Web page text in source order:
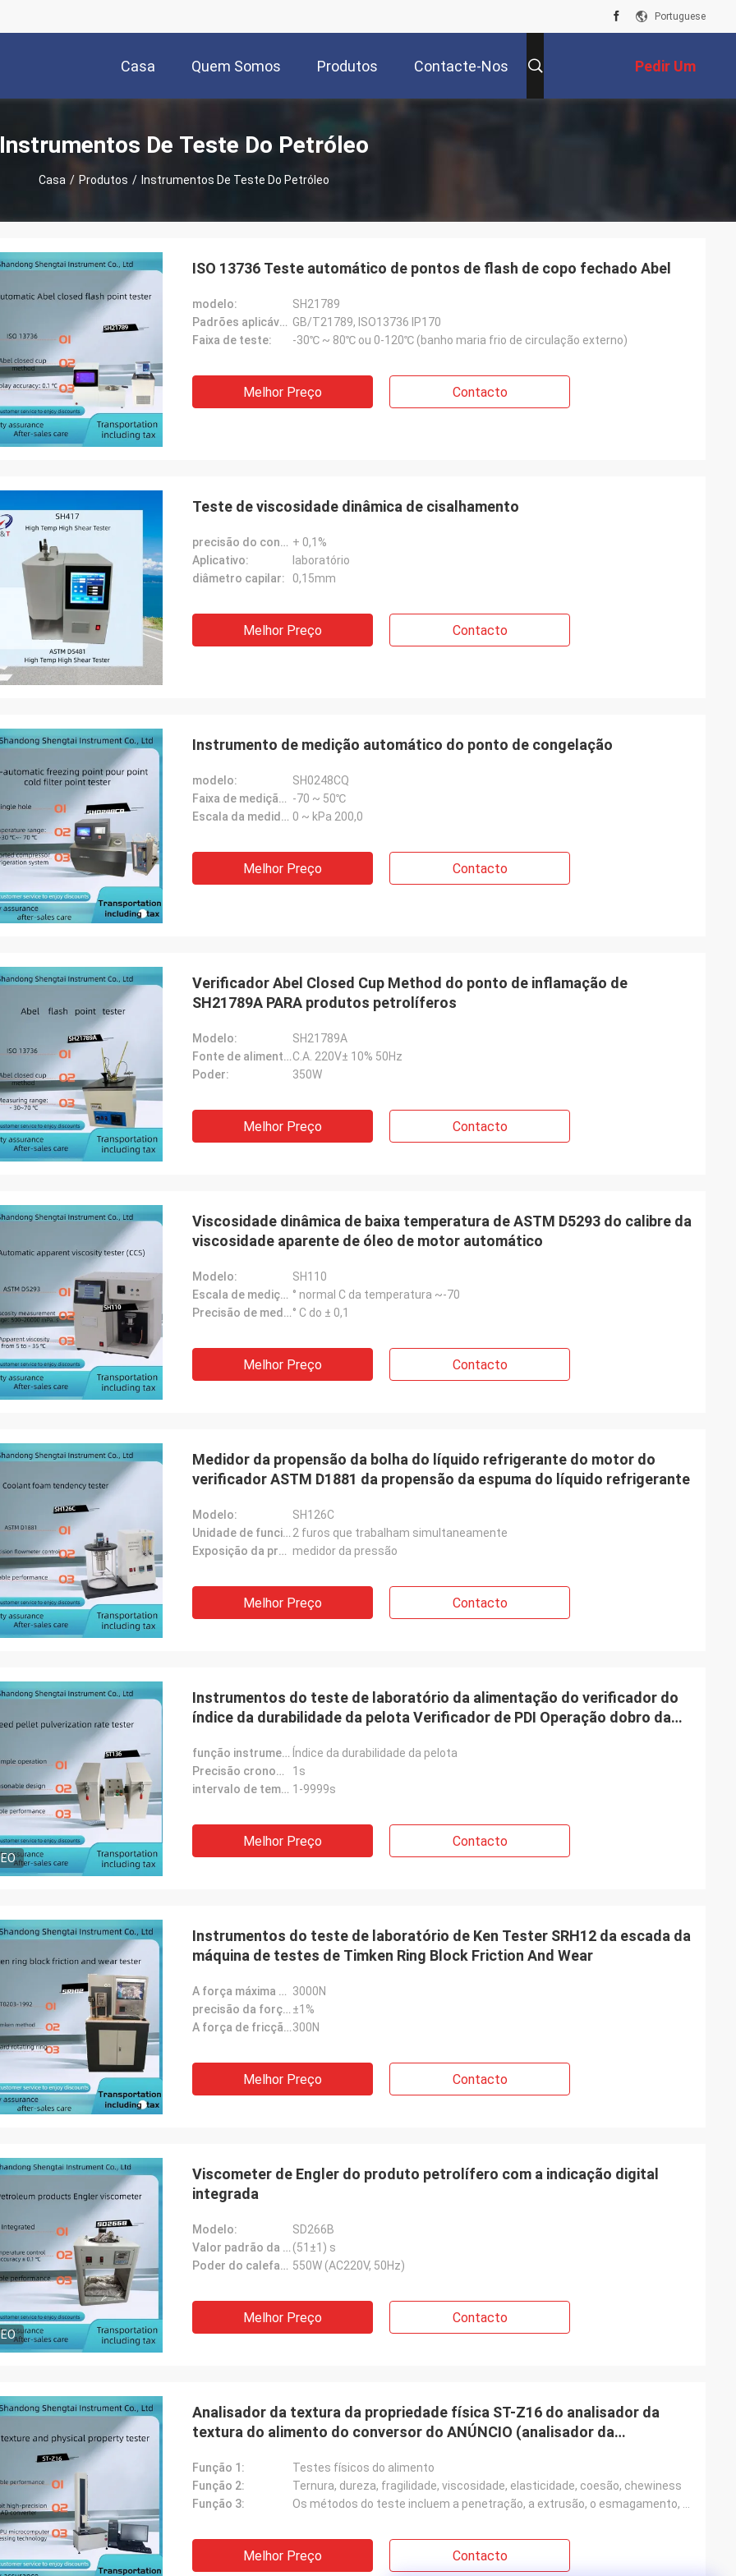
Portuguese
Casa Quem Somos Produtos Contacte-Nos Pedir Um
Orçamento
Instrumentos De Teste Do Petróleo
Casa / Produtos / Instrumentos De Teste Do Petróleo
ISO 13736 Teste automático de pontos de flash de copo fechado Abel
modelo:
SH21789
Padrões aplicáveis: GB/T21789, ISO13736 IP170
Faixa de teste:
-30℃ ~ 80℃ ou 0-120℃ (banho maria frio de circulação externo)
Melhor Preço Contacto
Teste de viscosidade dinâmica de cisalhamento
precisão do controle de pressão: + 0,1%
Aplicativo:
laboratório
diâmetro capilar:
0,15mm
Melhor Preço Contacto
Instrumento de medição automático do ponto de congelação
modelo:
SH0248CQ
Faixa de medição de temperatura: -70 ~ 50℃
Escala da medida da pressão: 0 ~ kPa 200,0
Melhor Preço Contacto
Verificador Abel Closed Cup Method do ponto de inflamação de
SH21789A PARA produtos petrolíferos
Modelo:
SH21789A
Fonte de alimentação:C.A. 220V± 10% 50Hz
Poder:
350W
Melhor Preço Contacto
Viscosidade dinâmica de baixa temperatura de ASTM D5293 do calibre da
viscosidade aparente de óleo de motor automático
Modelo:
SH110
Escala de medição da temperatura: ° normal C da temperatura ~-70
Precisão de medição da temperatura:° C do ± 0,1
Melhor Preço Contacto
Medidor da propensão da bolha do líquido refrigerante do motor do
verificador ASTM D1881 da propensão da espuma do líquido refrigerante
Modelo:
SH126C
Unidade de funcionamento: 2 furos que trabalham simultaneamente
Exposição da pressão: medidor da pressão
Melhor Preço Contacto
Instrumentos do teste de laboratório da alimentação do verificador do
índice da durabilidade da pelota Verificador de PDI Operação dobro da
função instrumental: Índice da durabilidade da pelota
Precisão cronometrando:
1s
intervalo de tempo: 1-9999s
Melhor Preço Contacto
Instrumentos do teste de laboratório de Ken Tester SRH12 da escada da
máquina de testes de Timken Ring Block Friction And Wear
A força máxima do teste: 3000N
precisão da força do teste: ±1%
A força de fricção máxima:300N
Melhor Preço Contacto
Viscometer de Engler do produto petrolífero com a indicação digital
integrada
Modelo:
SD266B
Valor padrão da água: (51±1) s
Poder do calefator elétrico: 550W (AC220V, 50Hz)
Melhor Preço Contacto
Analisador da textura da propriedade física ST-Z16 do analisador da
textura do alimento do conversor do ANÚNCIO (analisador da
Função 1:
Testes físicos do alimento
Função 2:
Ternura, dureza, fragilidade, viscosidade, elasticidade, coesão, chewiness
Função 3:
Melhor Preço Contacto